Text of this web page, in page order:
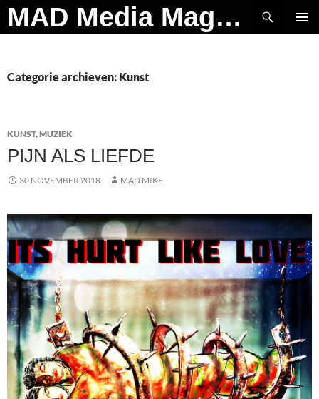
Ga
naar
MAD Media Magazine
Zoeken
Categorie archieven: Kunst
KUNST,MUZIEK
PIJN ALS LIEFDE
30 NOVEMBER 2018 MAD MIKE